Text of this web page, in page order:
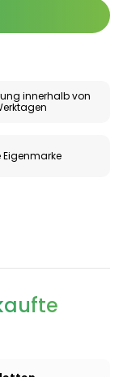
innerhalb von
Eigenmarke